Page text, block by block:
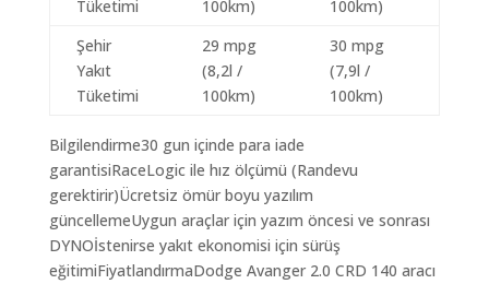
Tüketimi
100km)
100km)
Şehir
Yakıt
Tüketimi
29 mpg
(8,2l /
100km)
30 mpg
(7,9l /
100km)
Bilgilendirme30 gun içinde para iade
garantisiRaceLogic ile hız ölçümü (Randevu
gerektirir)Ücretsiz ömür boyu yazılım
güncellemeUygun araçlar için yazım öncesi ve sonrası
DYNOİstenirse yakıt ekonomisi için sürüş
eğitimiFiyatlandırmaDodge Avanger 2.0 CRD 140 aracı